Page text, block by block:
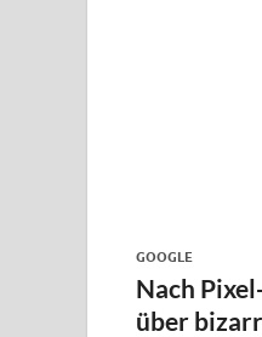
GOOGLE
Nach
über